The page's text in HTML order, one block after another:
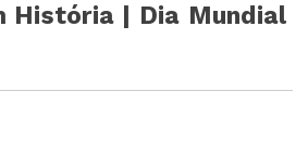
História | Dia Mundial